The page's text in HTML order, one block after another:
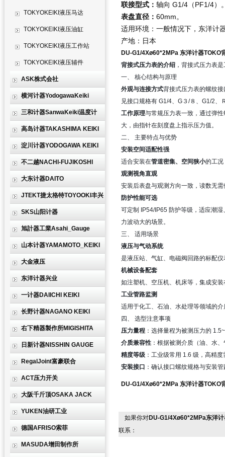
TOKYOKEIKI液压马达
TOKYOKEIKI液压油缸
TOKYOKEIKI液压工作站
TOKYOKEIKI液压辅件
ASK株式会社
横河计器YodogawaKeiki
三和计器SanwaKeiki温度计
高岛计器TAKASHIMA KEIKI
淀川计器YODOGAWA KEIKI
不二越NACHI-FUJIKOSHI
大东计器DAITO
JTEKT捷太格特TOYOOKI丰兴
SKS山阳计器
旭計器工業Asahi_Gauge
山本计器YAMAMOTO_KEIKI
大金液压
东洋计器兴业
一计器DAIICHI KEIKI
长野计器NAGANO KEIKI
右下精器製作所MIGISHITA
日新计器NISSHIN GAUGE
RegalJoint富豪联合
ACT压力开关
大阪千斤顶OSAKA JACK
YUKEN油研工业
德国AFRISO索菲
MASUDA增田制作所
联接型式： 轴向 G1/4（PF1/4）
表盘直径： 60mm。
适用环境：一般情况下，东洋
产地：日本
DU-G1/4Xø60*2MPa 东洋计器TOKO
背接式压力表的介绍 ，背接式压力表
一、 核心结构与原理
外观与连接方式背接式压力表的螺纹
见接口规格有 G1/4、 G３/８、 G1/2、
工作原理与常规压力表一致，通过弹
大，由指针在刻度盘上指示压力值。
二、 主要特点与优势
安装空间适配性强
适合安装在管道密集、空间狭小的工况
观测视角直观
安装后表盘与观测方向一致，读数无
防护性能可选
可定制 IP54/IP65 防护等级，适应潮
力波动大的场景。
三、 适用场景
液压与气动系统
是液压站、气缸、电磁阀回路的标配
机械设备配套
如注塑机、空压机、机床等，集成安
工业管路监测
适用于化工、石油、水处理等领域的
四、 选型注意事项
压力量程 ：选择量程为被测压力的
介质兼容性 ：根据被测介质（油、水
精度等级 ：工业级常用 1.6 级，高精
安装接口 ：确认接口螺纹规格与安装
DU-G1/4Xø60*2MPa 东洋计器TOKO
如果你对DU-G1/4Xø60*2MPa东洋
联系：